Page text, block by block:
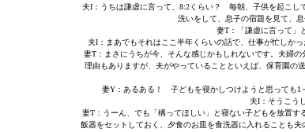
夫I：うちは謙虚に言って、8:2くらい？ 毎朝、子供を起こし
洗いをして、息子の宿題を見て、
妻T：「謙虚に言って」
夫I：まあでもそれはここ半年くらいの話で、仕事が忙しか
妻T：まさにうちが今、そんな感じかもしれないです。夫婦
理由もありますが、夫がやっていることといえば、保育園の
妻Y：あるある！ 子どもを寝かしつけようと思っても1
夫I：そうこう
妻T：うーん、でも「構ってほしい」と寝ない子どもを放置
飯器をセットしておく、夕食のお皿を食洗器に入れることも